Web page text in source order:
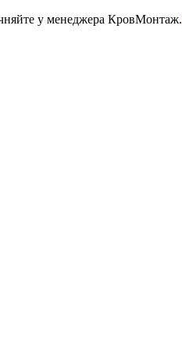
у менеджера КровМонтаж.